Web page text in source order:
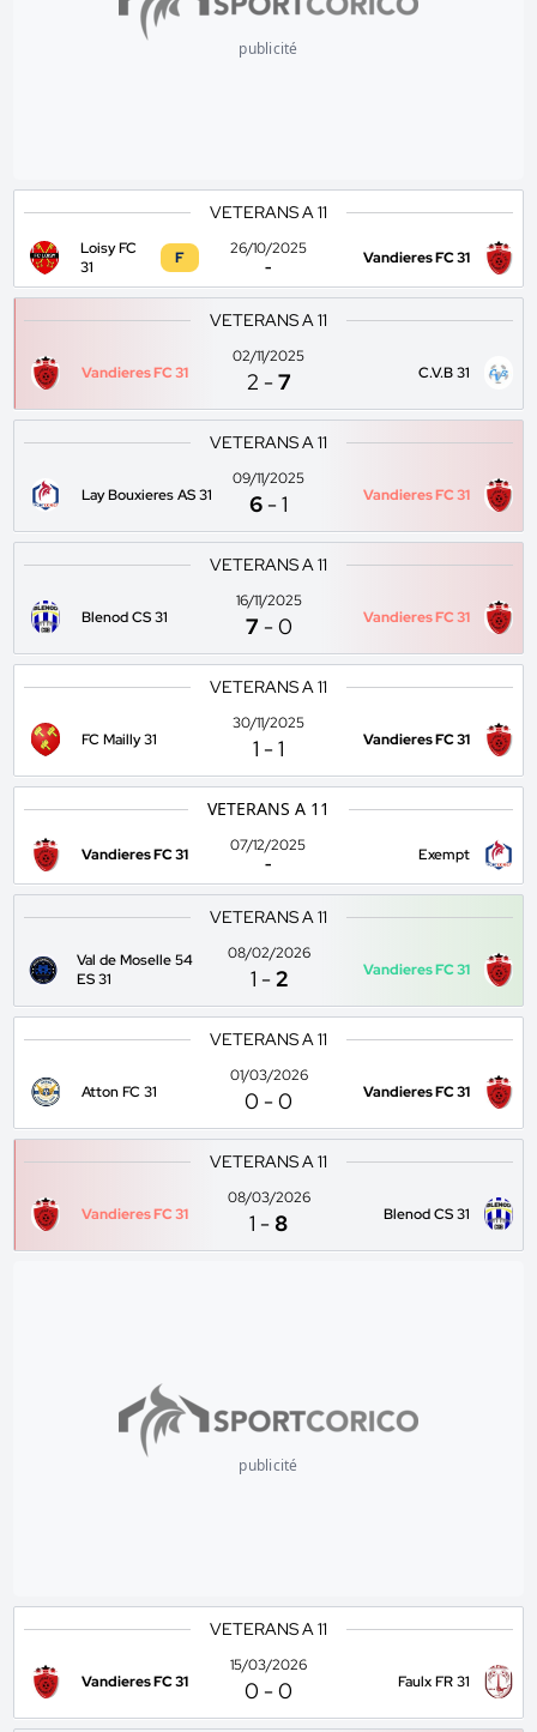
publicité
VETERANS A 11
Loisy FC
31
F
26/10/2025
-
Vandieres FC 31
VETERANS A 11
Vandieres FC 31
02/11/2025
2 -7 C.V.B 31
VETERANS A 11
Lay Bouxieres AS 31
09/11/2025
6 -1 Vandieres FC 31
VETERANS A 11
Blenod CS 31
16/11/2025
7 -0 Vandieres FC 31
VETERANS A 11
FC Mailly 31
30/11/2025
1 -1 Vandieres FC 31
VETERANS A 11
Vandieres FC 31
07/12/2025
-
Exempt
VETERANS A 11
Val de Moselle 54
ES 31
08/02/2026
1 -2 Vandieres FC 31
VETERANS A 11
Atton FC 31
01/03/2026
0 -0 Vandieres FC 31
VETERANS A 11
Vandieres FC 31
08/03/2026
1 -8 Blenod CS 31
publicité
VETERANS A 11
Vandieres FC 31
15/03/2026
0 -0 Faulx FR 31